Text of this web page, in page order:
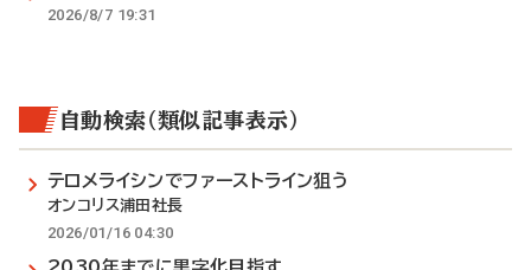
2026/8/7 19:31
自動検索（類似記事表示）
テロメライシンでファーストライン狙う
オンコリス浦田社長
2026/01/16 04:30